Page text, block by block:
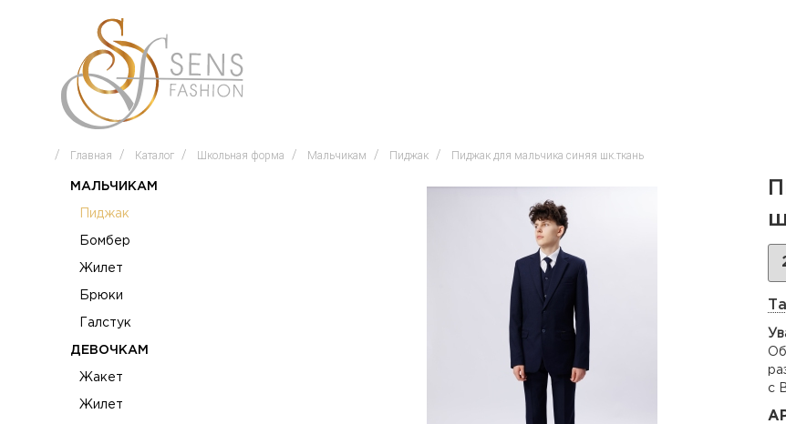
Главная Каталог Школьная форма Мальчикам Пиджак Пиджак для мальчика синяя шк.ткань
МАЛЬЧИКАМ
Пиджак
Бомбер
Жилет
Брюки
Галстук
ДЕВОЧКАМ
Жакет
Жилет
с